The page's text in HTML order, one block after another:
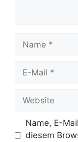
Name
Website
Name, E-
diesem